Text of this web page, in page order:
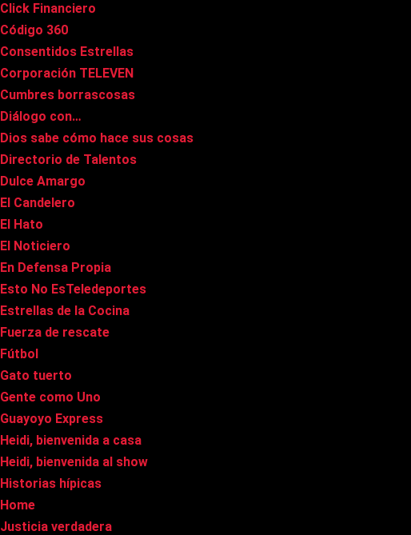
Click Financiero
Código 360
Consentidos Estrellas
Corporación TELEVEN
Cumbres borrascosas
Diálogo con…
Dios sabe cómo hace sus cosas
Directorio de Talentos
Dulce Amargo
El Candelero
El Hato
El Noticiero
En Defensa Propia
Esto No EsTeledeportes
Estrellas de la Cocina
Fuerza de rescate
Fútbol
Gato tuerto
Gente como Uno
Guayoyo Express
Heidi, bienvenida a casa
Heidi, bienvenida al show
Historias hípicas
Home
Justicia verdadera